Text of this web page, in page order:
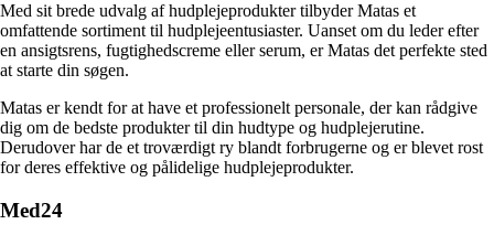
Med sit brede udvalg af hudplejeprodukter tilbyder Matas et
omfattende sortiment til hudplejeentusiaster. Uanset om du leder efter
en ansigtsrens, fugtighedscreme eller serum, er Matas det perfekte sted
at starte din søgen.
Matas er kendt for at have et professionelt personale, der kan rådgive
dig om de bedste produkter til din hudtype og hudplejerutine.
Derudover har de et troværdigt ry blandt forbrugerne og er blevet rost
for deres effektive og pålidelige hudplejeprodukter.
Med24